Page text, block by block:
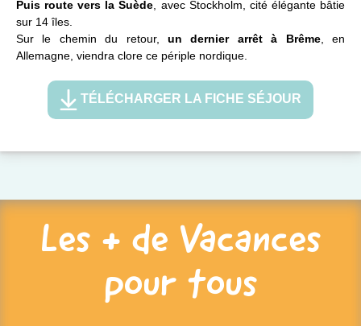
Puis route vers la Suède , avec Stockholm, cité élégante bâtie
sur 14 îles.
Sur le chemin du retour, un dernier arrêt à Brême, en
Allemagne, viendra clore ce périple nordique.
TÉLÉCHARGER LA FICHE SÉJOUR
Les + de Vacances
pour tous